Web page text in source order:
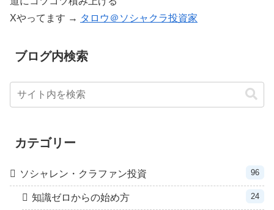
Xやってます → タロウ＠ソシャクラ投資家
ブログ内検索
カテゴリー
ソシャレン・クラファン投資 96
知識ゼロからの始め方 24